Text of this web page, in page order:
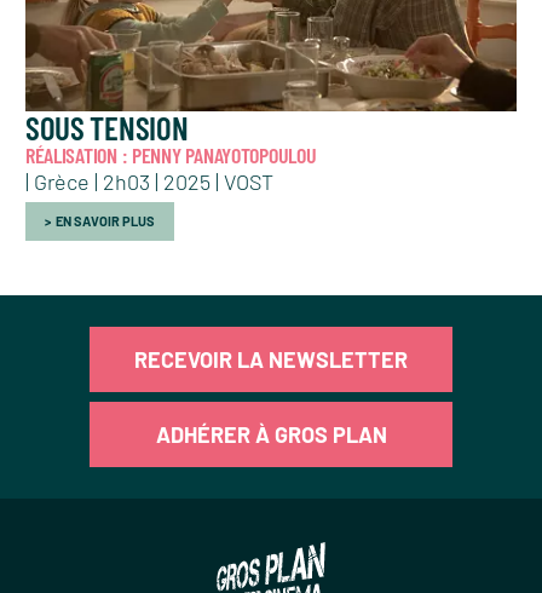
SOUS TENSION
RÉALISATION : PENNY PANAYOTOPOULOU
| Grèce | 2h03 | 2025 | VOST
EN SAVOIR PLUS
RECEVOIR LA NEWSLETTER
ADHÉRER À GROS PLAN